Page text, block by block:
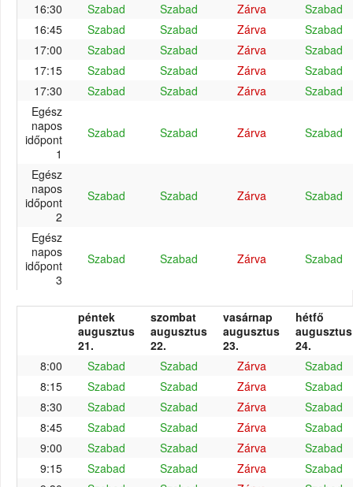
16:30 Szabad Szabad Zárva
Szabad
16:45
Szabad Szabad Zárva
Szabad
17:00
Szabad Szabad Zárva
Szabad
17:15
Szabad Szabad Zárva
Szabad
17:30
Szabad Szabad Zárva
Szabad
Egész
napos
időpont
1
Szabad Szabad Zárva Szabad
Egész
napos
időpont
2
Szabad Szabad Zárva Szabad
Egész
napos
időpont
3
Szabad Szabad Zárva Szabad
péntek
augusztus
21.
szombat
augusztus
22.
vasárnap
augusztus
23.
hétfő
augusztus
24.
8:00
Szabad Szabad Zárva
Szabad
8:15
Szabad Szabad Zárva
Szabad
8:30
Szabad Szabad Zárva
Szabad
8:45
Szabad Szabad Zárva
Szabad
9:00
Szabad Szabad Zárva
Szabad
9:15
Szabad Szabad Zárva
Szabad